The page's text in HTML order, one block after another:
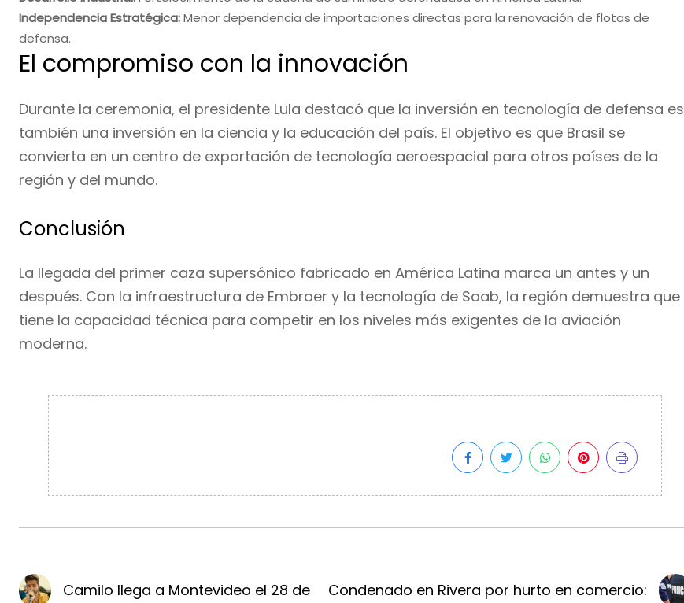
Independencia Estratégica:Menor dependencia de importaciones directas para la renovación de flotas de
defensa.
El compromiso con la innovación
Durante la ceremonia, el presidente Lula destacó que la inversión en tecnología de defensa es
también una inversión en la ciencia y la educación del país. El objetivo es que Brasil se
convierta en un centro de exportación de tecnología aeroespacial para otros países de la
región y del mundo.
Conclusión
La llegada del primer caza supersónico fabricado en América Latina marca un antes y un
después. Con la infraestructura de Embraer y la tecnología de Saab, la región demuestra que
tiene la capacidad técnica para competir en los niveles más exigentes de la aviación
moderna.
Camilo llega a Montevideo el 28 de
Condenado en Rivera por hurto en comercio: